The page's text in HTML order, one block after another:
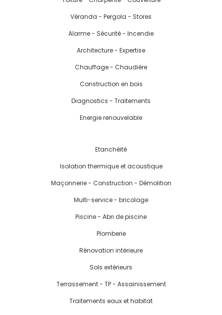
Véranda - Pergola - Stores
Alarme - Sécurité - Incendie
Architecture - Expertise
Chauffage - Chaudière
Construction en bois
Diagnostics - Traitements
Energie renouvelable
Etanchéité
Isolation thermique et acoustique
Maçonnerie - Construction - Démolition
Multi-service - bricolage
Piscine - Abri de piscine
Plomberie
Rénovation intérieure
Sols extérieurs
Terrassement - TP - Assainissement
Traitements eaux et habitat